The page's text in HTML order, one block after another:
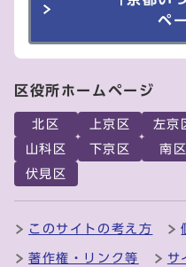
ペ
区役所ホームページ
北区 上京区 左京
山科区
下京区 南区
伏見区
このサイトの考え方
著作権・リンク等 サ